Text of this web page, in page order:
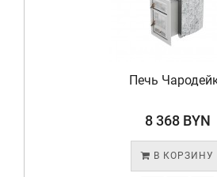
Печь
8 368 BYN
В КОРЗИНУ